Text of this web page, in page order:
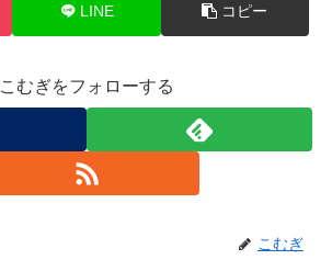
LINE コピー
こむぎをフォローする
こむぎ